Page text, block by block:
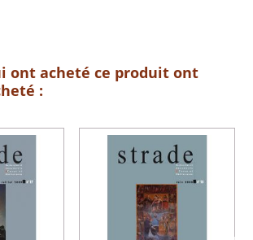
ont acheté ce produit ont
: